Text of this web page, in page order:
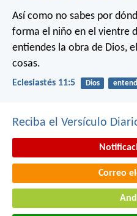
Así como no sabes por
forma el niño en el vientre
entiendes la obra de Dios,
cosas.
Eclesiastés 11:5 Dios
Reciba el Versículo
Correo